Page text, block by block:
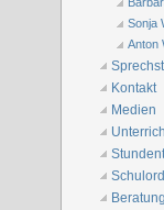
Sonja
Anton
Kontakt
Medien
Beratung